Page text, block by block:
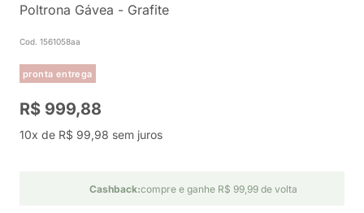
Poltrona Gávea - Grafite
Cod. 1561058aa
pronta entrega
R$ 999,88
10x de R$ 99,98 sem juros
Cashback:compre e ganhe R$ 99,99 de volta